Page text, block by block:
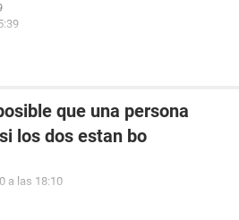
que una persona
los dos estan bo
a las 18:10